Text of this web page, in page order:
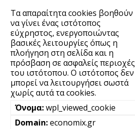
Τα απαραίτητα cookies βοηθούν
να γίνει ένας ιστότοπος
εύχρηστος, ενεργοποιώντας
βασικές λειτουργίες όπως η
πλοήγηση στη σελίδα και η
πρόσβαση σε ασφαλείς περιοχές
του ιστότοπου. Ο ιστότοπος δεν
μπορεί να λειτουργήσει σωστά
χωρίς αυτά τα cookies.
wpl_viewed_cookie
economix.gr